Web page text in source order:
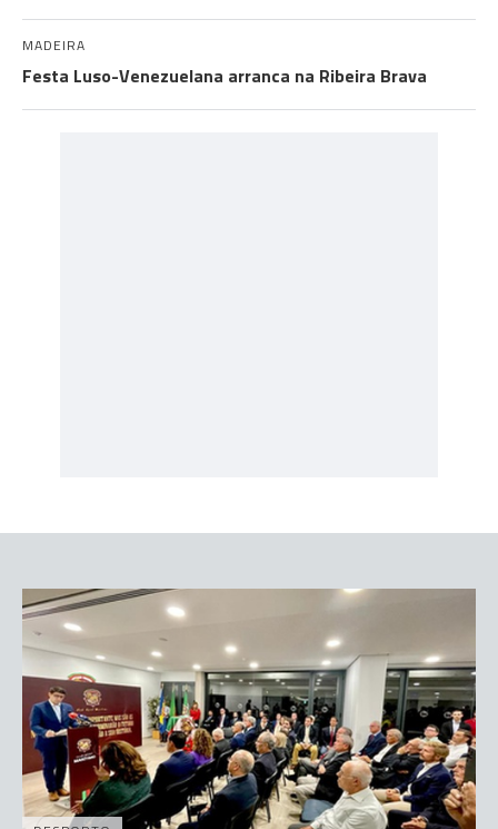
MADEIRA
Festa Luso-Venezuelana arranca na Ribeira Brava